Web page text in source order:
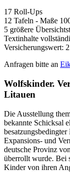
17 Roll-Ups
12 Tafeln - Maße
5 größere
Textinhalte
Versicherungswert:
Anfragen bitte an
Wolfskinder.
Litauen
Die Ausstellung
bekannte Schicksal
Expansions- und
deutsche Provinz
überrollt wurde. Bei
Kinder von ihren